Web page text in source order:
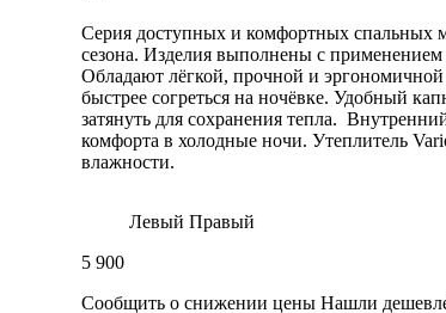
Серия доступных и комфортных спальных
сезона. Изделия выполнены с применением
Обладают лёгкой, прочной и
быстрее согреться на ночёвке. Удобный
затянуть для сохранения тепла.
комфорта в холодные ночи. Утеплитель
влажности.
Левый Правый
5 900
Сообщить о снижении цены Нашли